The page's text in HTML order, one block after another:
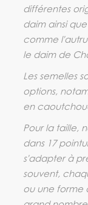
différentes
daim ainsi
comme
le daim de
Les semelles
options,
en
Pour la taille,
dans 17
s'adapter à
souvent,
ou une forme